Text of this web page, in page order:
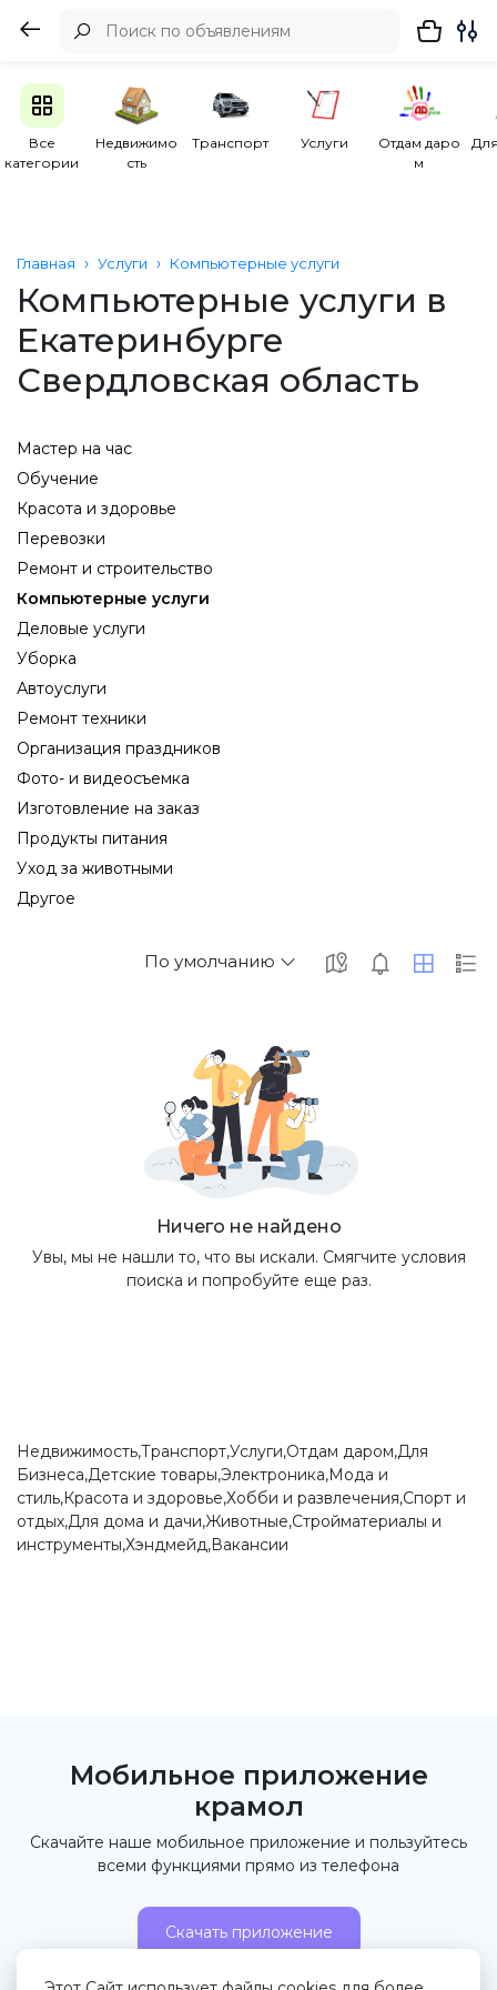
Все
категории
Недвижимо
сть
Транспорт Услуги
Отдам даро
м
Главная Услуги Компьютерные услуги
Компьютерные услуги в
Екатеринбурге
Свердловская область
Мастер на час
Обучение
Красота и здоровье
Перевозки
Ремонт и строительство
Компьютерные услуги
Деловые услуги
Уборка
Автоуслуги
Ремонт техники
Организация праздников
Фото- и видеосъемка
Изготовление на заказ
Продукты питания
Уход за животными
Другое
По умолчанию
Ничего не найдено
Увы, мы не нашли то, что вы искали. Смягчите условия
поиска и попробуйте еще раз.
Недвижимость,Транспорт,Услуги,Отдам даром,Для
Бизнеса,Детские товары,Электроника,Мода и
стиль,Красота и здоровье,Хобби и развлечения,Спорт и
отдых,Для дома и дачи,Животные,Стройматериалы и
инструменты,Хэндмейд,Вакансии
Мобильное приложение
крамол
Скачайте наше мобильное приложение и пользуйтесь
всеми функциями прямо из телефона
Скачать приложение